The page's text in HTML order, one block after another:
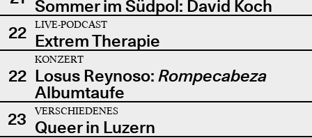
Sommer im Südpol: David Koch
22
LIVE-PODCAST
Extrem Therapie
22
KONZERT
Losus Reynoso: Rompecabeza
Albumtaufe
23
VERSCHIEDENES
Queer in Luzern